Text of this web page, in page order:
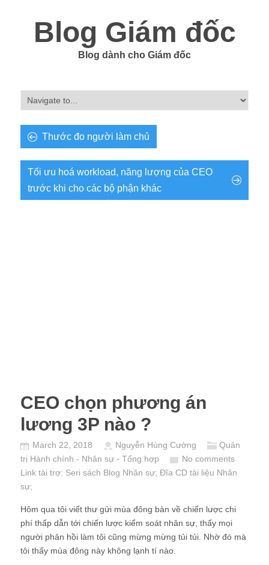
Blog Giám đốc
Blog dành cho Giám đốc
Thước đo người làm chủ
Tối ưu hoá workload, năng lượng của CEO
trước khi cho các bộ phận khác
CEO chọn phương án
lương 3P nào ?
March 22, 2018 Nguyễn Hùng Cường
Quản
trị Hành chính - Nhân sự - Tổng hợp
No comments
Link tài trợ: Seri sách Blog Nhân sự; Đĩa CD tài liệu Nhân
sự;
Hôm qua tôi viết thư gửi mùa đông bàn về chiến lược chi
phí thấp dẫn tới chiến lược kiểm soát nhân sự, thấy mọi
người phản hồi làm tôi cũng mừng mừng tủi tủi. Nhờ đó mà
tôi thấy mùa đông này không lạnh tí nào.